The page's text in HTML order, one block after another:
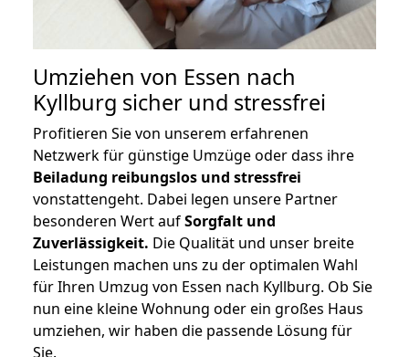
Umziehen von Essen nach
Kyllburg sicher und stressfrei
Profitieren Sie von unserem erfahrenen
Netzwerk für günstige Umzüge oder dass ihre
Beiladung reibungslos und stressfrei
vonstattengeht. Dabei legen unsere Partner
besonderen Wert aufSorgfalt und
Zuverlässigkeit. Die Qualität und unser breite
Leistungen machen uns zu der optimalen Wahl
für Ihren Umzug von Essen nach Kyllburg. Ob Sie
nun eine kleine Wohnung oder ein großes Haus
umziehen, wir haben die passende Lösung für
Sie.